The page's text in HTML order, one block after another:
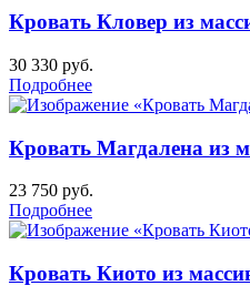
Кровать Кловер из
30 330 руб.
Подробнее
Кровать Магдалена из
23 750 руб.
Подробнее
Кровать Киото из